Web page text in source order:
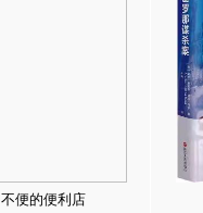
不便的便利店